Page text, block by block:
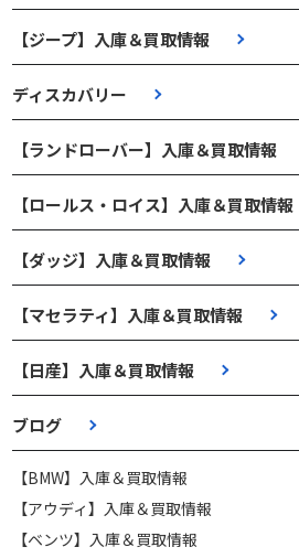
【ジープ】入庫＆買取情報
ディスカバリー
【ランドローバー】入庫＆買取情報
【ロールス・ロイス】入庫＆買取情報
【ダッジ】入庫＆買取情報
【マセラティ】入庫＆買取情報
【日産】入庫＆買取情報
ブログ
【BMW】入庫＆買取情報
【アウディ】入庫＆買取情報
【ベンツ】入庫＆買取情報